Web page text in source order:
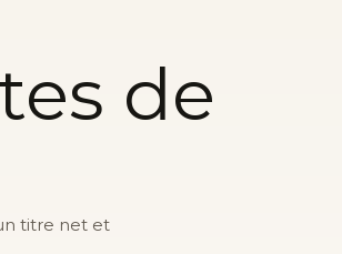
de
titre net et